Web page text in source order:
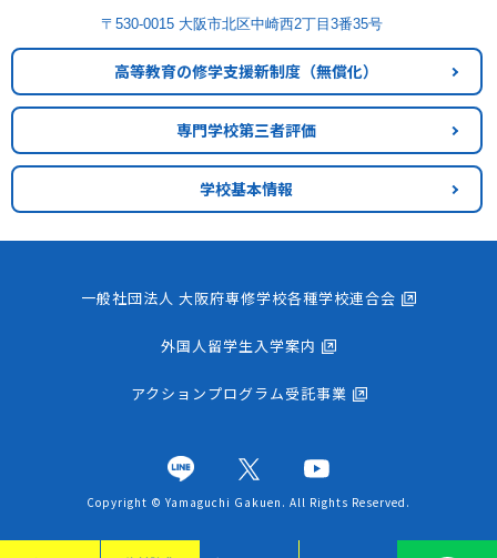
〒530-0015 大阪市北区中崎西2丁目3番35号
高等教育の修学支援新制度 （無償化）
専門学校第三者評価
学校基本情報
一般社団法人 大阪府専修学校各種学校連合会
外国人留学生入学案内
アクションプログラム受託事業
Copyright © Yamaguchi Gakuen. All Rights Reserved.